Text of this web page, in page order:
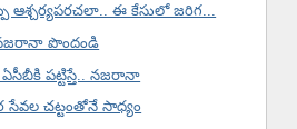
ఆశ్చర్యపరచలా.. ఈ కేసులో జరిగ...
నజరానా పొందండి
పట్టిస్తే.. నజరానా
సేవల చట్టంతోనే సాధ్యం